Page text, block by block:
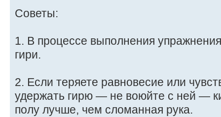
Советы:
1. В процессе выполнения
гири.
2. Если теряете равновесие или
удержать гирю — не воюйте с ней —
полу лучше, чем сломанная рука.